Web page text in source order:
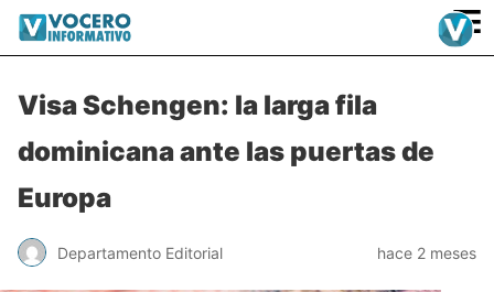
≡
Visa Schengen: la larga fila
dominicana ante las puertas de
Europa
Departamento Editorial hace 2 meses